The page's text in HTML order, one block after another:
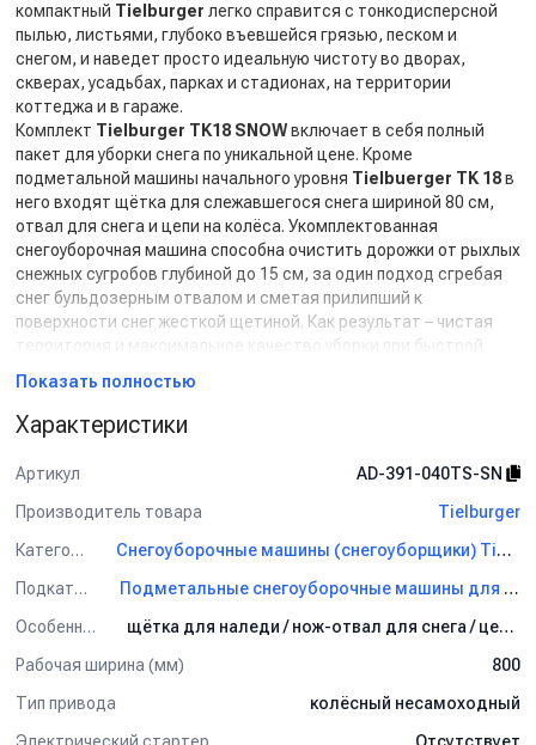
компактный Tielburger легко справится с тонкодисперсной
пылью, листьями, глубоко въевшейся грязью, песком и
снегом, и наведет просто идеальную чистоту во дворах,
скверах, усадьбах, парках и стадионах, на территории
коттеджа и в гараже.
Комплект Tielburger TK18 SNOWвключает в себя полный
пакет для уборки снега по уникальной цене. Кроме
подметальной машины начального уровня Tielbuerger TK 18в
него входят щётка для слежавшегося снега шириной 80 см,
отвал для снега и цепи на колёса. Укомплектованная
снегоуборочная машина способна очистить дорожки от рыхлых
снежных сугробов глубиной до 15 см, за один подход сгребая
снег бульдозерным отвалом и сметая прилипший к
поверхности снег жесткой щетиной. Как результат – чистая
территория и максимальное качество уборки при быстрой
Характерные преимущества:
- Универсальная роторная щетка со специальной щетиной для
работы в любую погоду.
- Нож-отвал с роликовыми амортизирующими колёсиками,
благодаря которым не требуется резиновая окантовка.
скользких поверхностях и оптимальную колёсную тягу.
- Складной и регулируемый по высоте руль (6 положений).
- Подметает вплотную к стене.
- Колёса большого диаметра на пневматических шинах и со
стальными дисками.
Показать полностью
Характеристики
Артикул
AD-391-040TS-SN
Производитель товара
Tielburger
Категория
Снегоуборочные машины (снегоуборщики) Tielburger
Подкатегория
Подметальные снегоуборочные машины для дома и дачи Tielburger
Особенности
щётка для наледи / нож-отвал для снега / цепи на колёса
Рабочая ширина (мм)
800
Тип привода
колёсный несамоходный
Электрический стартер